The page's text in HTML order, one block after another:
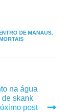
DE MANAUS,
na água
de skank
post